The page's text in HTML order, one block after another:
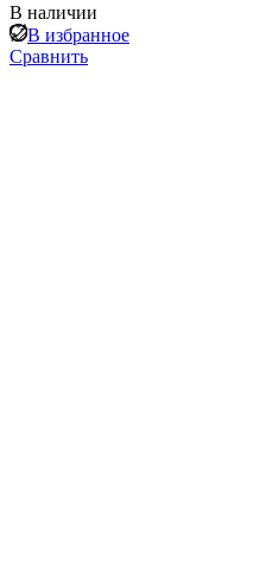
В наличии
В избранное
Сравнить